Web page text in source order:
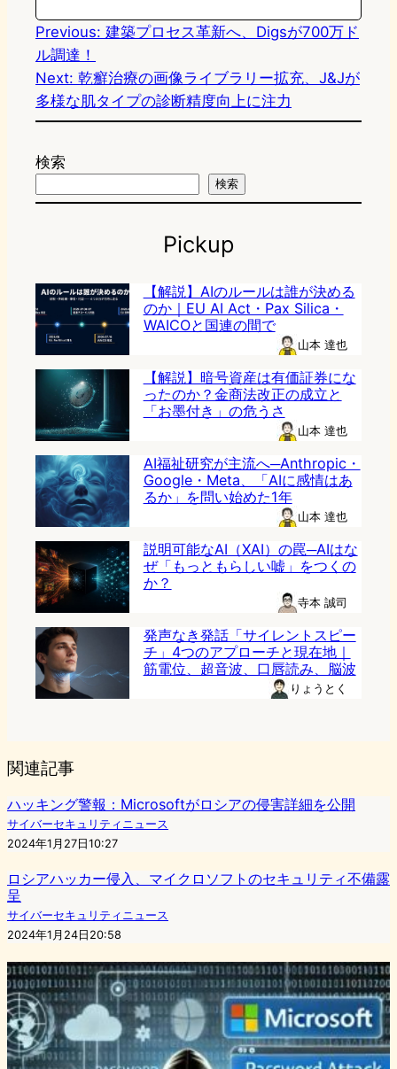
n k
Previous: 建築プロセス革新へ、Digsが700万ド
ル調達！
Next: 乾癬治療の画像ライブラリー拡充、J&Jが
多様な肌タイプの診断精度向上に注力
検索
検索
Pickup
【解説】AIのルールは誰が決める
のか｜EU AI Act・Pax Silica・
WAICOと国連の間で
山本 達也
【解説】暗号資産は有価証券にな
ったのか？金商法改正の成立と
「お墨付き」の危うさ
山本 達也
AI福祉研究が主流へ─Anthropic・
Google・Meta、「AIに感情はあ
るか」を問い始めた1年
山本 達也
説明可能なAI（XAI）の罠─AIはな
ぜ「もっともらしい嘘」をつくの
か？
寺本 誠司
発声なき発話「サイレントスピー
チ」4つのアプローチと現在地｜
筋電位、超音波、口唇読み、脳波
りょうとく
関連記事
ハッキング警報：Microsoftがロシアの侵害詳細を公開
サイバーセキュリティニュース
2024年1月27日10:27
ロシアハッカー侵入、マイクロソフトのセキュリティ不備露
呈
サイバーセキュリティニュース
2024年1月24日20:58